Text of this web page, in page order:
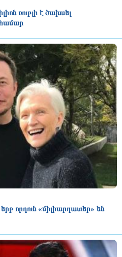
ռուբլի է ծախսել
որդուն «միլիարդատեր» են